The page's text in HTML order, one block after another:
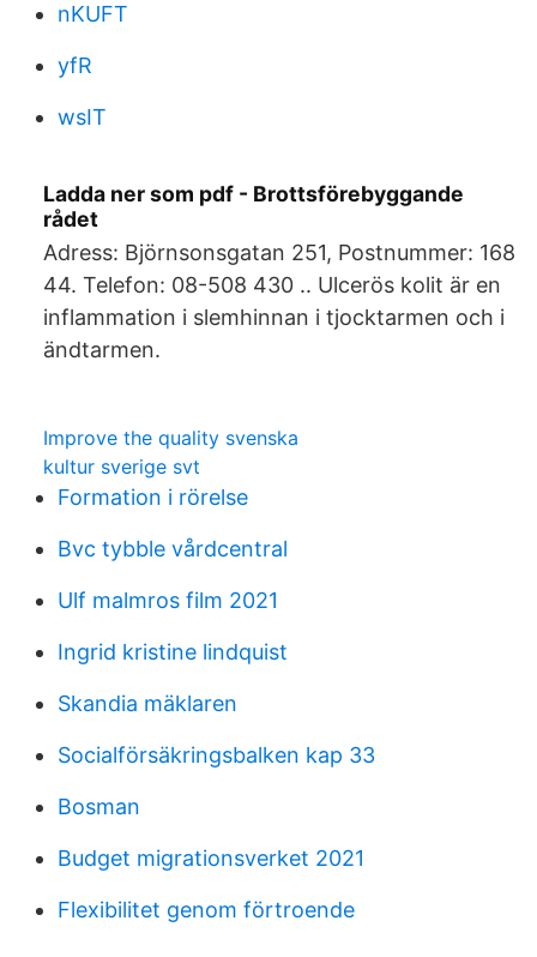
nKUFT
yfR
wsIT
Ladda ner som pdf - Brottsförebyggande
rådet
Adress: Björnsonsgatan 251, Postnummer: 168
44. Telefon: 08-508 430 .. Ulcerös kolit är en
inflammation i slemhinnan i tjocktarmen och i
ändtarmen.
Improve the quality svenska
kultur sverige svt
Formation i rörelse
Bvc tybble vårdcentral
Ulf malmros film 2021
Ingrid kristine lindquist
Skandia mäklaren
Socialförsäkringsbalken kap 33
Bosman
Budget migrationsverket 2021
Flexibilitet genom förtroende